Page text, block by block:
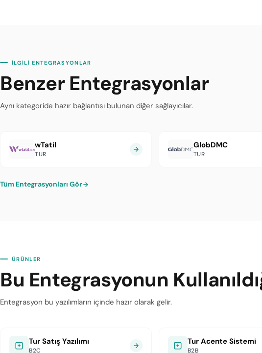
İLGİLİ ENTEGRASYONLAR
Benzer Entegrasyonlar
Aynı kategoride hazır bağlantısı bulunan diğer sağlayıcılar.
wTatil
TUR
GlobDMC
TUR
Tüm Entegrasyonları Gör
ÜRÜNLER
Bu Entegrasyonun
Entegrasyon bu yazılımların içinde hazır olarak gelir.
Tur Satış Yazılımı
B2C
Tur Acente Sistemi
B2B